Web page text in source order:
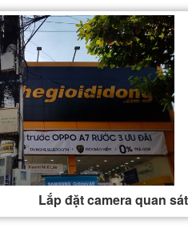
Lắp đặt camera quan